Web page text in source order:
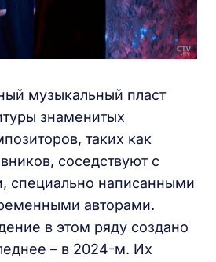
музыкальный пласт
знаменитых
таких как
соседствуют с
специально написанными
авторами.
в этом ряду создано
– в 2024-м. Их